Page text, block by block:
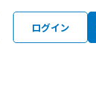
ログイン